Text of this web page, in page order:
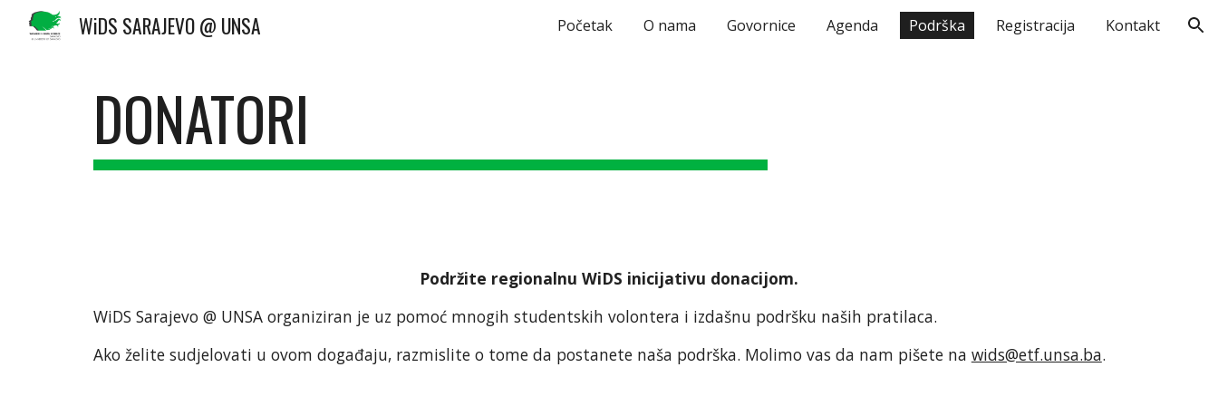
Skip to navigation
WiDS SARAJEVO @ UNSA Početak O nama Govornice Agenda Podrška Registracija Kontakt
DONATORI
Podržite regionalnu WiDS inicijativu donacijom.
WiDS Sarajevo @ UNSA organiziran je uz pomoć mnogih studentskih volontera i izdašnu podršku naših pratilaca.
Ako želite sudjelovati u ovom događaju, razmislite o tome da postanete naša podrška. Molimo vas da nam pišete na wids@etf.unsa.ba.